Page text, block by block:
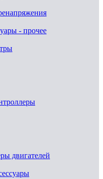
- прочее
двигателей